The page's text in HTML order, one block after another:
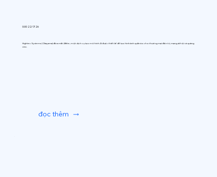
0:00 22/7/26
Hightec Systems (Okayama) đã ra mắt AIfitte, một dịch vụ tạo mô hình AI được thiết kế để tạo hình ảnh quần áo cho thương mại điện tử, mạng xã hội và quảng
cáo.
đọc thêm